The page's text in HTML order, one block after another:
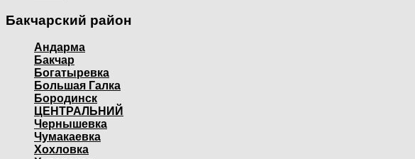
Бакчарский район
Андарма
Бакчар
Богатыревка
Большая Галка
Бородинск
ЦЕНТРАЛЬНИЙ
Чернышевка
Чумакаевка
Хохловка